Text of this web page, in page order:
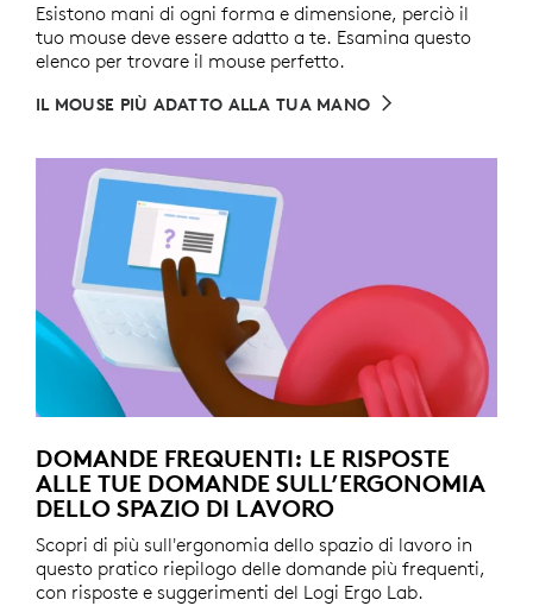
Esistono mani di ogni forma e dimensione, perciò il
tuo mouse deve essere adatto a te. Esamina questo
elenco per trovare il mouse perfetto.
IL MOUSE PIÙ ADATTO ALLA TUA MANO
DOMANDE FREQUENTI: LE RISPOSTE
ALLE TUE DOMANDE SULL’ERGONOMIA
DELLO SPAZIO DI LAVORO
Scopri di più sull'ergonomia dello spazio di lavoro in
questo pratico riepilogo delle domande più frequenti,
con risposte e suggerimenti del Logi Ergo Lab.